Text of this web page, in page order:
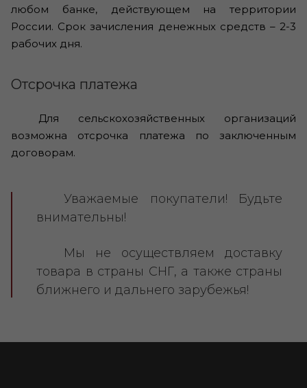
любом банке, действующем на территории
России. Срок зачисления денежных средств – 2-3
рабочих дня.
Отсрочка платежа
Для сельскохозяйственных организаций
возможна отсрочка платежа по заключенным
договорам.
Уважаемые покупатели! Будьте
внимательны!
Мы не осуществляем доставку
товара в страны СНГ, а также страны
ближнего и дальнего зарубежья!